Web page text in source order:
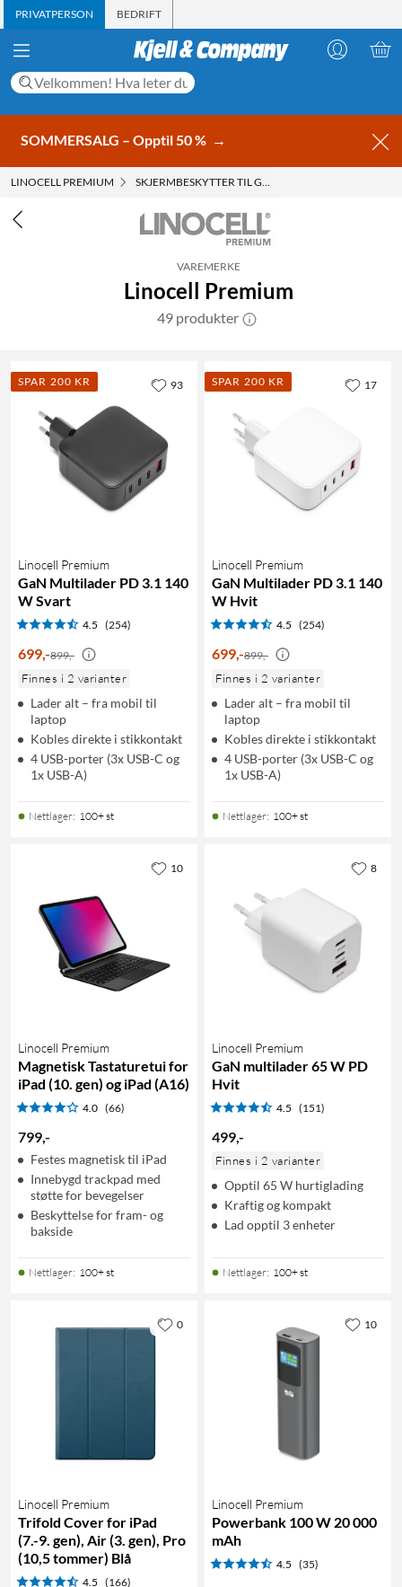
PRIVATPERSON BEDRIFT
SOMMERSALG – Opptil 50 % →
LINOCELL PREMIUM SKJERMBESKYTTER TIL GALAXY
VAREMERKE
Linocell Premium
49 produkter
SPAR 200 KR
Linocell Premium
GaN Multilader PD 3.1 140
W Svart
4.5 (254)
699,-899,-
Finnes i 2 varianter
Lader alt – fra mobil til
laptop
Kobles direkte i stikkontakt
4 USB-porter (3x USB-C og
1x USB-A)
Nettlager: 100+ st
93 SPAR 200 KR
Linocell Premium
GaN Multilader PD 3.1 140
W Hvit
4.5 (254)
699,-899,-
Finnes i 2 varianter
Lader alt – fra mobil til
laptop
Kobles direkte i stikkontakt
4 USB-porter (3x USB-C og
1x USB-A)
Nettlager: 100+ st
17
Linocell Premium
Magnetisk Tastaturetui for
iPad (10. gen) og iPad (A16)
4.0 (66)
799,-
Festes magnetisk til iPad
Innebygd trackpad med
støtte for bevegelser
Beskyttelse for fram- og
bakside
Nettlager: 100+ st
10
Linocell Premium
GaN multilader 65 W PD
Hvit
4.5 (151)
499,-
Finnes i 2 varianter
Opptil 65 W hurtiglading
Kraftig og kompakt
Lad opptil 3 enheter
Nettlager: 100+ st
8
Linocell Premium
Trifold Cover for iPad
(7.-9. gen), Air (3. gen), Pro
(10,5 tommer) Blå
4.5 (166)
0
Linocell Premium
Powerbank 100 W 20 000
mAh
4.5 (35)
10